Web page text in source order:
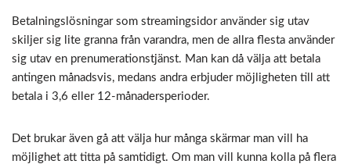
Betalningslösningar som streamingsidor använder sig utav
skiljer sig lite granna från varandra, men de allra flesta använder
sig utav en prenumerationstjänst. Man kan då välja att betala
antingen månadsvis, medans andra erbjuder möjligheten till att
betala i 3,6 eller 12-månadersperioder.
Det brukar även gå att välja hur många skärmar man vill ha
möjlighet att titta på samtidigt. Om man vill kunna kolla på flera